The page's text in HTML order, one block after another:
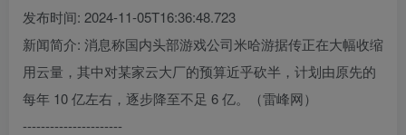
发布时间: 2024-11-05T16:36:48.723
新闻简介: 消息称国内头部游戏公司米哈游据传正在大幅收缩
用云量，其中对某家云大厂的预算近乎砍半，计划由原先的
每年 10 亿左右，逐步降至不足 6 亿。（雷峰网）
----------------------